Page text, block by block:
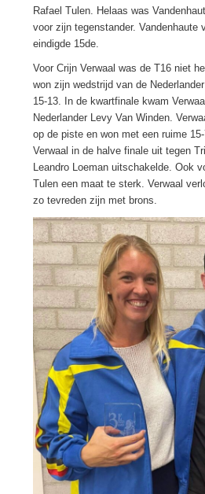
Rafael Tulen. Helaas was
voor zijn tegenstander. Vandenhaute
eindigde 15de.
Voor Crijn Verwaal was de T16 niet
won zijn wedstrijd van de
15-13. In de kwartfinale kwam
Nederlander Levy Van Winden.
op de piste en won met een ruime
Verwaal in de halve finale uit tegen
Leandro Loeman uitschakelde. Ook
Tulen een maat te sterk. Verwaal
zo tevreden zijn met brons.